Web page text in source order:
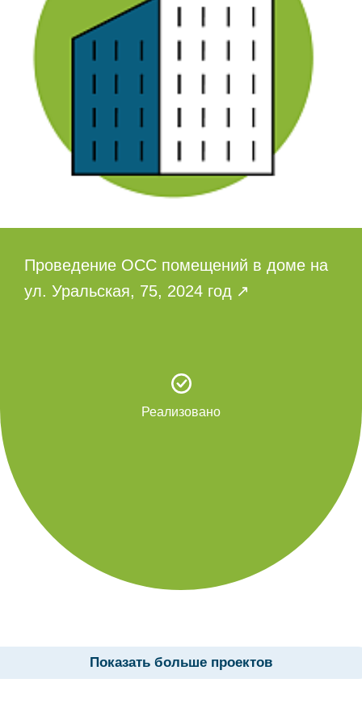
Проведение ОСС помещений в доме на
ул. Уральская, 75, 2024 год
Реализовано
Показать больше проектов